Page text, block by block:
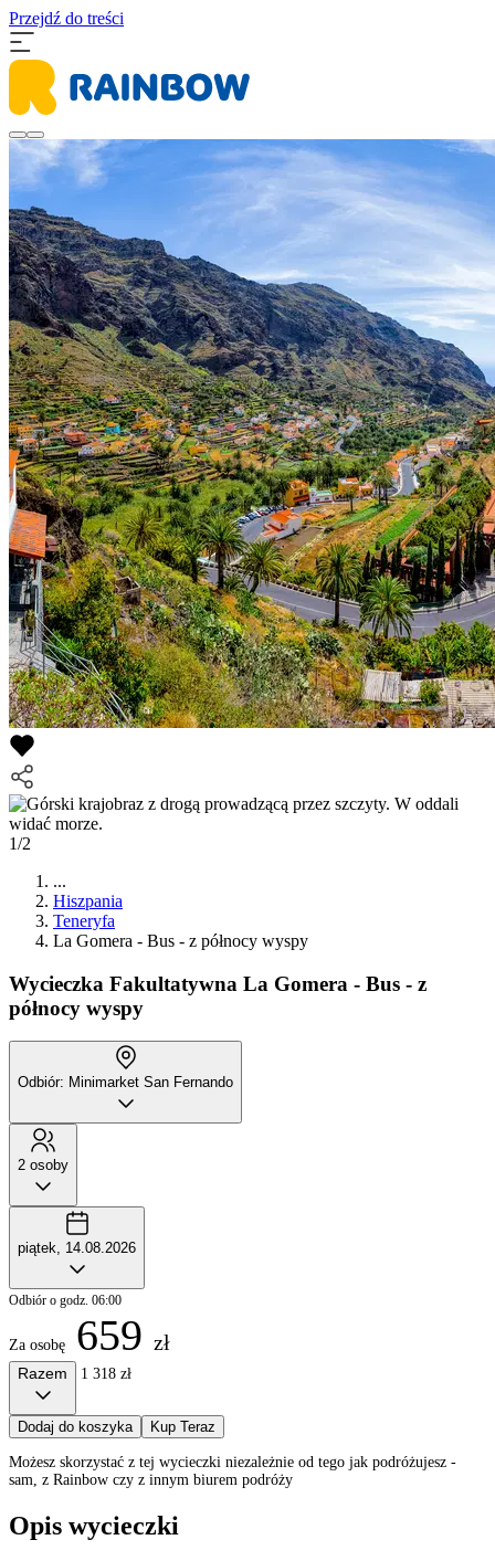
Przejdź do treści
1/2
...
Hiszpania
Teneryfa
La Gomera - Bus - z północy wyspy
Wycieczka Fakultatywna La Gomera - Bus - z
północy wyspy
Odbiór: Minimarket San Fernando
2 osoby
piątek, 14.08.2026
Odbiór o godz. 06:00
Za osobę 659 zł
Razem 1 318 zł
Dodaj do koszyka Kup Teraz
Możesz skorzystać z tej wycieczki niezależnie od tego jak podróżujesz -
sam, z Rainbow czy z innym biurem podróży
Opis wycieczki